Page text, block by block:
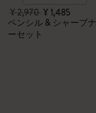
¥ 2,970¥ 1,485
ペンシル & シャープナ
ーセット